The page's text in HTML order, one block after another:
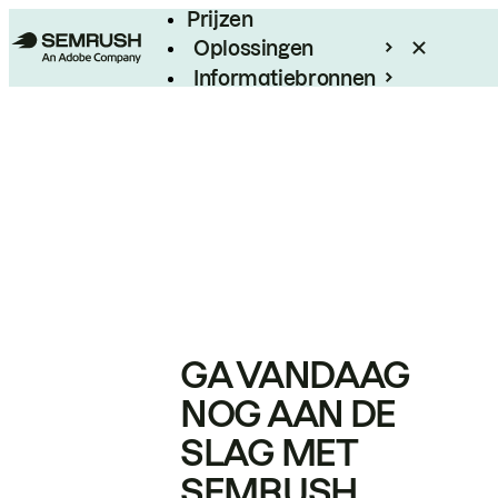
Prijzen
Oplossingen
Informatiebronnen
GA VANDAAG
NOG AAN DE
SLAG MET